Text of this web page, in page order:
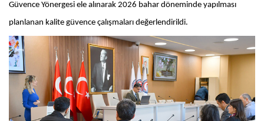
Güvence Yönergesi ele alınarak 2026 bahar döneminde yapılması
planlanan kalite güvence çalışmaları değerlendirildi.